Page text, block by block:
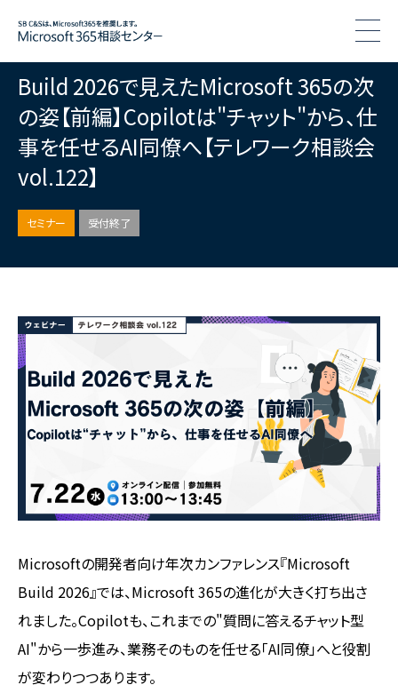
Build 2026で見えたMicrosoft 365の次
の姿【前編】Copilotは"チャット"から、仕
事を任せるAI同僚へ【テレワーク相談会
vol.122】
セミナー 受付終了
Microsoftの開発者向け年次カンファレンス『Microsoft
Build 2026』では、Microsoft 365の進化が大きく打ち出さ
れました。Copilotも、これまでの"質問に答えるチャット型
AI"から一歩進み、業務そのものを任せる「AI同僚」へと役割
が変わりつつあります。